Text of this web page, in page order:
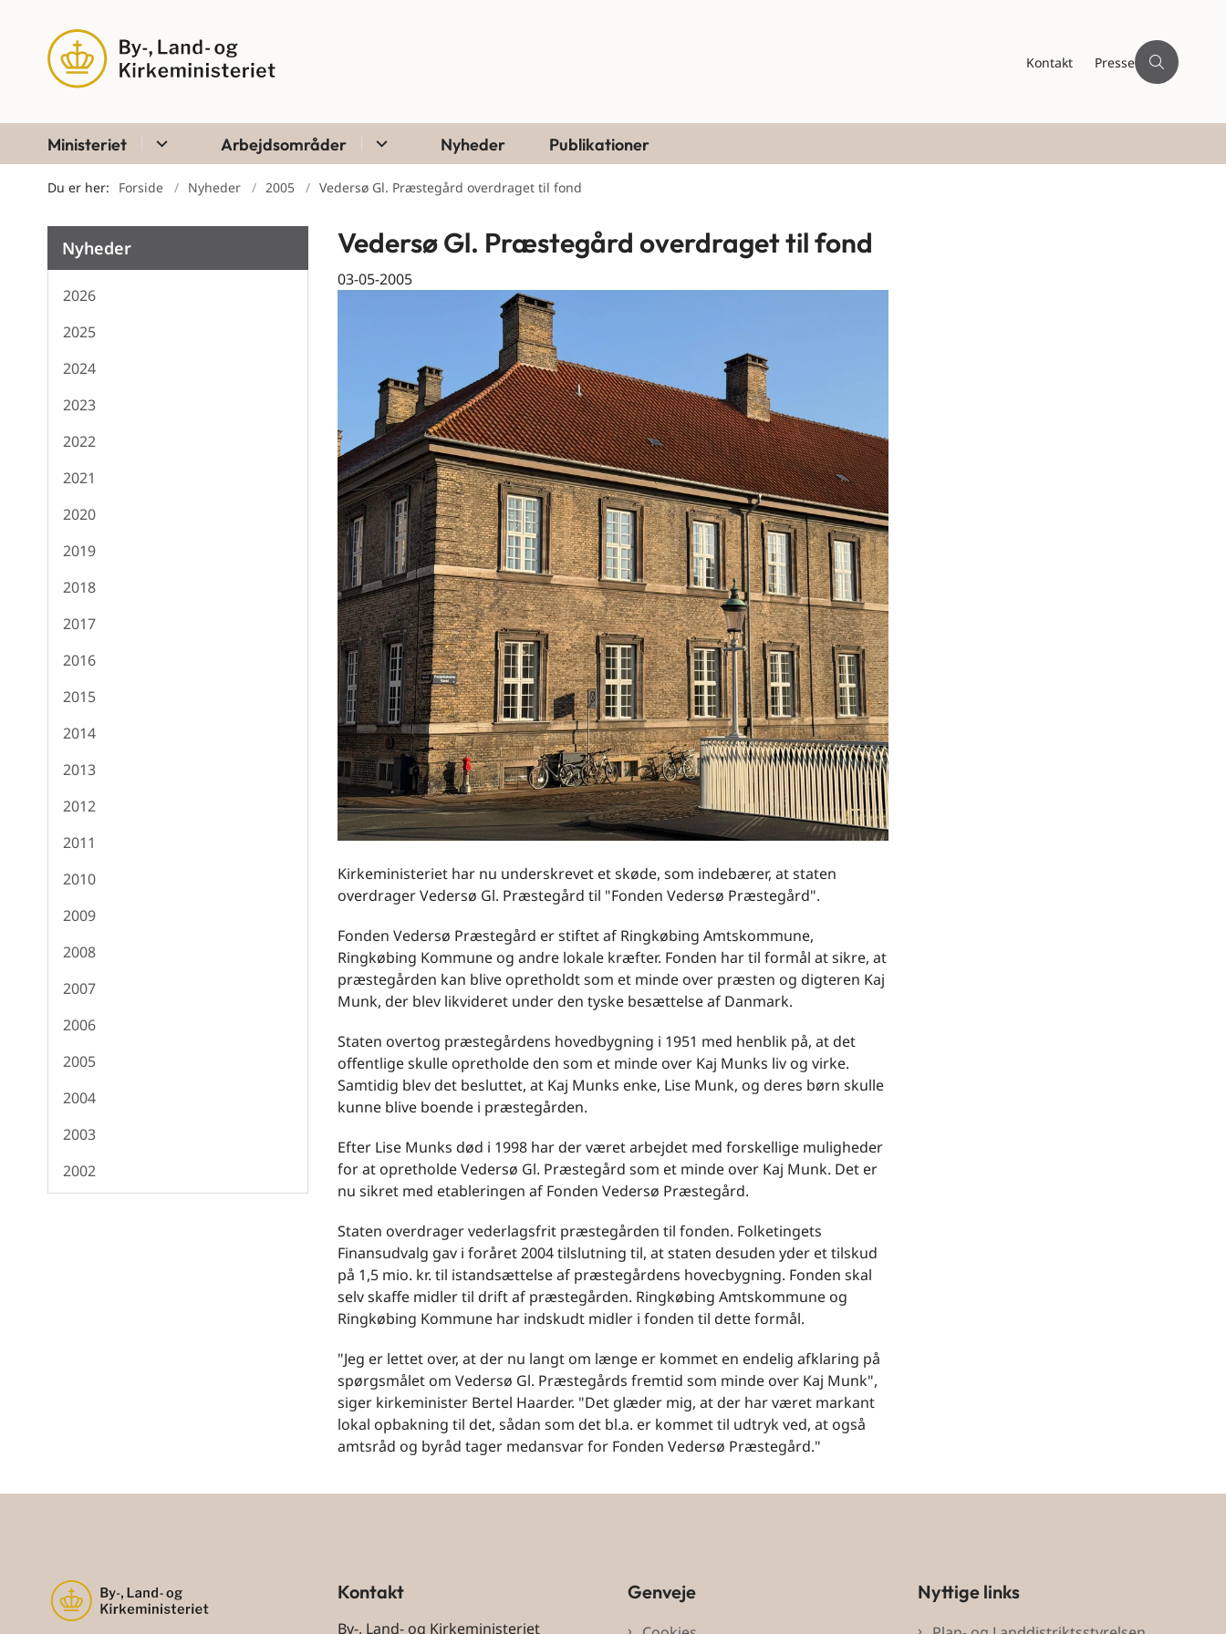
Kontakt Presse
Ministeriet Arbejdsområder Nyheder Publikationer
Du er her: Forside Nyheder 2005 Vedersø Gl. Præstegård overdraget til fond
Nyheder
2026
2025
2024
2023
2022
2021
2020
2019
2018
2017
2016
2015
2014
2013
2012
2011
2010
2009
2008
2007
2006
2005
2004
2003
2002
Vedersø Gl. Præstegård overdraget til fond
03-05-2005
Kirkeministeriet har nu underskrevet et skøde, som indebærer, at staten
overdrager Vedersø Gl. Præstegård til "Fonden Vedersø Præstegård".
Fonden Vedersø Præstegård er stiftet af Ringkøbing Amtskommune,
Ringkøbing Kommune og andre lokale kræfter. Fonden har til formål at sikre, at
præstegården kan blive opretholdt som et minde over præsten og digteren Kaj
Munk, der blev likvideret under den tyske besættelse af Danmark.
Staten overtog præstegårdens hovedbygning i 1951 med henblik på, at det
offentlige skulle opretholde den som et minde over Kaj Munks liv og virke.
Samtidig blev det besluttet, at Kaj Munks enke, Lise Munk, og deres børn skulle
kunne blive boende i præstegården.
Efter Lise Munks død i 1998 har der været arbejdet med forskellige muligheder
for at opretholde Vedersø Gl. Præstegård som et minde over Kaj Munk. Det er
nu sikret med etableringen af Fonden Vedersø Præstegård.
Staten overdrager vederlagsfrit præstegården til fonden. Folketingets
Finansudvalg gav i foråret 2004 tilslutning til, at staten desuden yder et tilskud
på 1,5 mio. kr. til istandsættelse af præstegårdens hovecbygning. Fonden skal
selv skaffe midler til drift af præstegården. Ringkøbing Amtskommune og
Ringkøbing Kommune har indskudt midler i fonden til dette formål.
"Jeg er lettet over, at der nu langt om længe er kommet en endelig afklaring på
spørgsmålet om Vedersø Gl. Præstegårds fremtid som minde over Kaj Munk",
siger kirkeminister Bertel Haarder. "Det glæder mig, at der har været markant
lokal opbakning til det, sådan som det bl.a. er kommet til udtryk ved, at også
amtsråd og byråd tager medansvar for Fonden Vedersø Præstegård."
Kontakt
By-, Land- og Kirkeministeriet
Genveje Nyttige links